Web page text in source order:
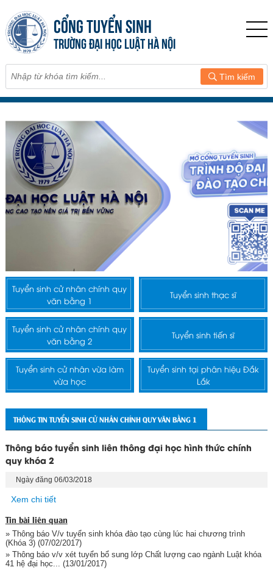
CỔNG TUYỂN SINH
TRƯỜNG ĐẠI HỌC LUẬT HÀ NỘI
Tìm kiếm
Tuyển sinh cử nhân chính quy
văn bằng 1
Tuyển sinh thạc sĩ
Tuyển sinh cử nhân chính quy
văn bằng 2
Tuyển sinh tiến sĩ
Tuyển sinh cử nhân vừa làm
vừa học
Tuyển sinh tại phân hiệu Đắk
Lắk
THÔNG TIN TUYỂN SINH CỬ NHÂN CHÍNH QUY VĂN BẰNG 1
Thông báo tuyển sinh liên thông đại học hình thức chính
quy khóa 2
Ngày đăng 06/03/2018
Xem chi tiết
Tin bài liên quan
» Thông báo V/v tuyển sinh khóa đào tạo cùng lúc hai chương trình
(Khóa 3)(07/02/2017)
» Thông báo v/v xét tuyển bổ sung lớp Chất lượng cao ngành Luật khóa
41 hệ đại học... (13/01/2017)